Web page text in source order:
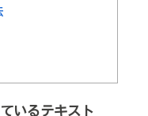
いるテキスト